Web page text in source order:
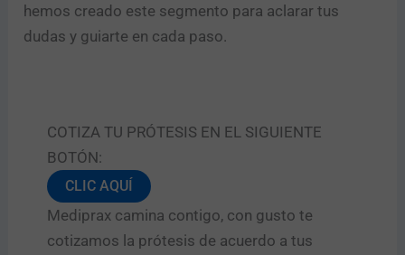
hemos creado este segmento para aclarar tus
dudas y guiarte en cada paso.
COTIZA TU PRÓTESIS EN EL SIGUIENTE
BOTÓN:
CLIC AQUÍ
Mediprax camina contigo, con gusto te
cotizamos la prótesis de acuerdo a tus